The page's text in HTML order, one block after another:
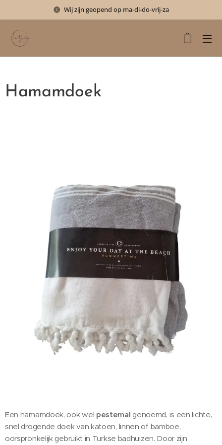
Wij zijn geopend op ma-di-do-vrij-za
Hamamdoek
Een hamamdoek, ook wel pestemal genoemd, is een lichte,
snel drogende doek van katoen, linnen of bamboe,
oorspronkelijk gebruikt in Turkse badhuizen. Door zijn